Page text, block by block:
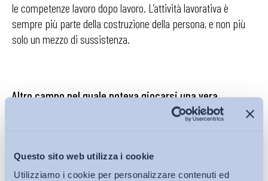
Questo sito web utilizza i cookie
Utilizziamo i cookie per personalizzare contenuti ed
le competenze lavoro dopo lavoro. L’attività lavorativa è
sempre più parte della costruzione della persona, e non più
solo un mezzo di sussistenza.
Altro campo nel quale poteva giocarsi una vera
modernizzazione era quello della flessibilità delle
Anche in questo caso il Jobs Act sembra giocare
non è sufficiente a rompere i giochi delle declaratorie dei
contratti collettivi nazionali che descrivono profili